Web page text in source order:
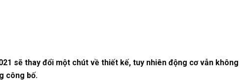
sẽ thay đổi một chút về thiết kế, tuy nhiên động cơ vẫn không
công bố.